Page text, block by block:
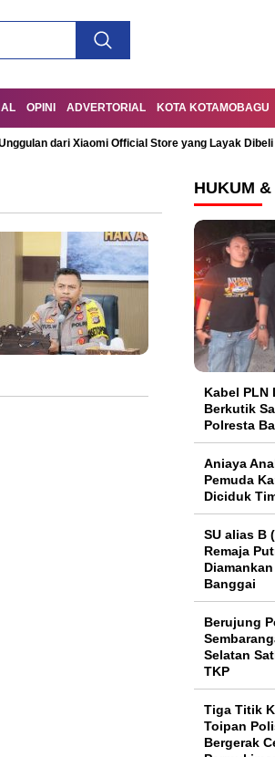
OPINI ADVERTORIAL KOTA KOTAMOBAGU
dari Xiaomi Official Store yang Layak Dibeli
HUKUM
Kabel PLN
Berkutik
Polresta
Aniaya
Pemuda
Diciduk
SU alias B
Remaja
Banggai
Berujung
Selatan
TKP
Tiga Titik
Toipan
Bergerak